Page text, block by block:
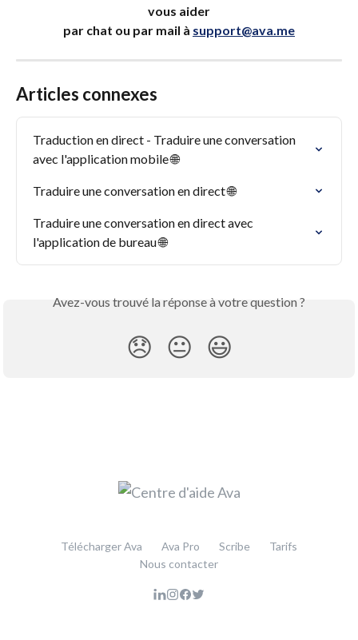
vous aider
par chat ou par mail à support@ava.me
Articles connexes
Traduction en direct - Traduire une conversation
avec l'application mobile 🌐
Traduire une conversation en direct 🌐
Traduire une conversation en direct avec
l'application de bureau 🌐
Avez-vous trouvé la réponse à votre question ?
😞 😐 😃
Télécharger Ava Ava Pro Scribe
Tarifs
Nous contacter